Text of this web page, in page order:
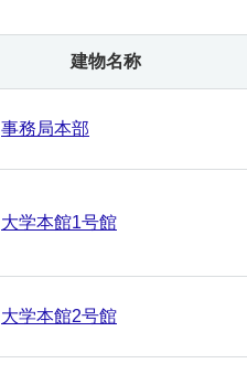
建物名称
事務局本部
大学本館1号館
大学本館2号館